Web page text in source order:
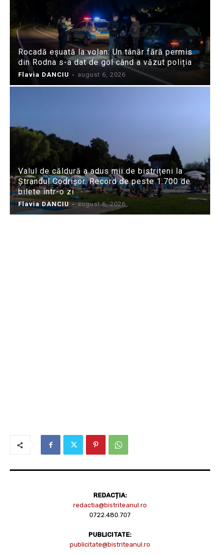
Rocadă eșuată la volan: Un tânăr fără permis
din Rodna s-a dat de gol când a văzut poliția
Flavia DANCIU - august 6, 2026
Valul de căldură a adus mii de bistrițeni la
Ștrandul Codrișor. Record de peste 1.700 de
bilete într-o zi
Flavia DANCIU - august 6, 2026
REDACȚIA:
redactia@bistriteanul.ro
0722.480.707
PUBLICITATE:
publicitate@bistriteanul.ro